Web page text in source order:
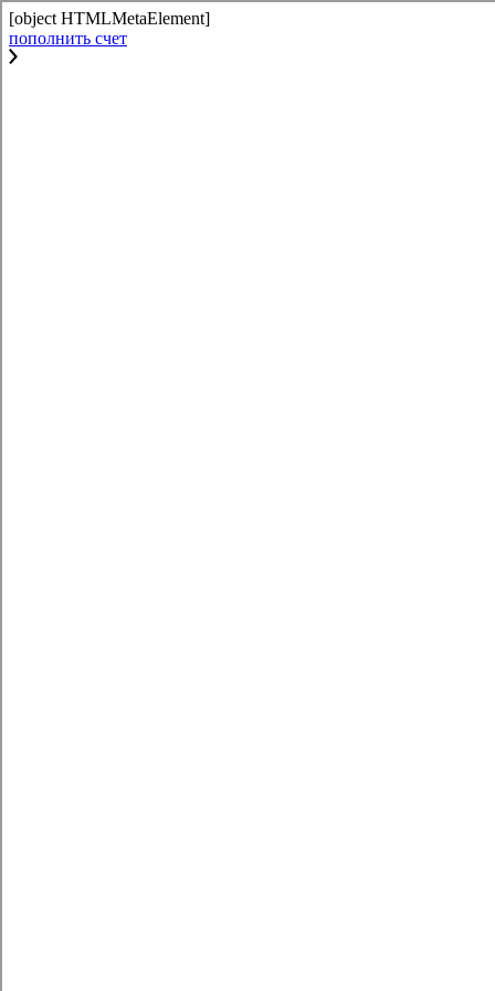
[object HTMLMetaElement]
пополнить счет